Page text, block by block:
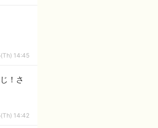
14:45
！さ
14:42